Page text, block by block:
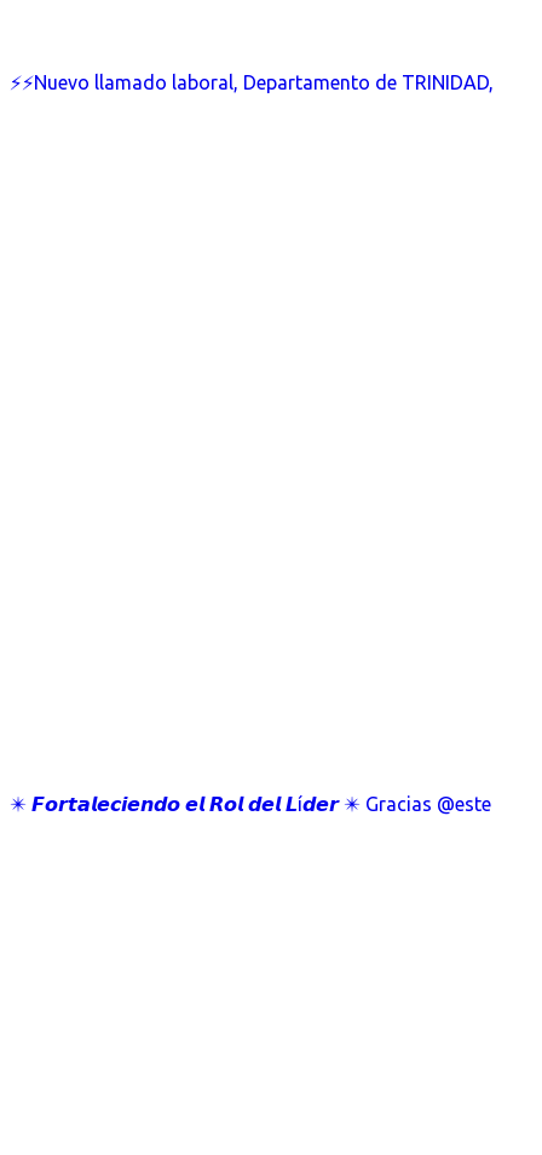
⚡⚡Nuevo llamado laboral, Departamento de TRINIDAD,
✴️ 𝙁𝙤𝙧𝙩𝙖𝙡𝙚𝙘𝙞𝙚𝙣𝙙𝙤 𝙚𝙡 𝙍𝙤𝙡 𝙙𝙚𝙡 𝙇í𝙙𝙚𝙧 ✴️ Gracias @este